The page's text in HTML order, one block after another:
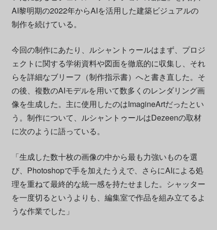
AI黎明期の2022年からAIを活用した建築ビジュアルの
制作を続けている。
今回の制作にあたり、ルシャントゥールはまず、プロジ
ェクトに関する学術資料や図面を徹底的に収集し、それ
らを詳細なブリーフ（制作指示書）へと書き直した。そ
の後、複数のAIモデルを用いて数多くのレンダリング画
像を生成した。主に使用したのはImagineArtだったとい
う。制作について、ルシャントゥールはDezeenの取材
に次のように語っている。
「生成した数十枚の画像の中から最も力強いものを選
び、Photoshopで手を加えたうえで、さらにAIによる処
理を重ねて最終的な統一感を持たせました。シャッター
を一度切るというよりも、編集室で作品を組み立てるよ
うな作業でした」